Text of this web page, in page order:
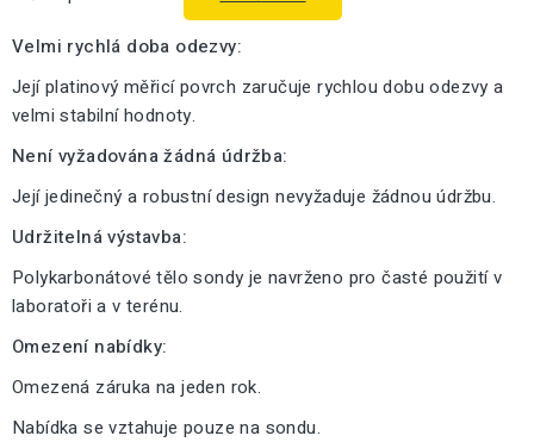
Velmi rychlá doba odezvy:
Její platinový měřicí povrch zaručuje rychlou dobu odezvy a
velmi stabilní hodnoty.
Není vyžadována žádná údržba:
Její jedinečný a robustní design nevyžaduje žádnou údržbu.
Udržitelná výstavba:
Polykarbonátové tělo sondy je navrženo pro časté použití v
laboratoři a v terénu.
Omezení nabídky:
Omezená záruka na jeden rok.
Nabídka se vztahuje pouze na sondu.